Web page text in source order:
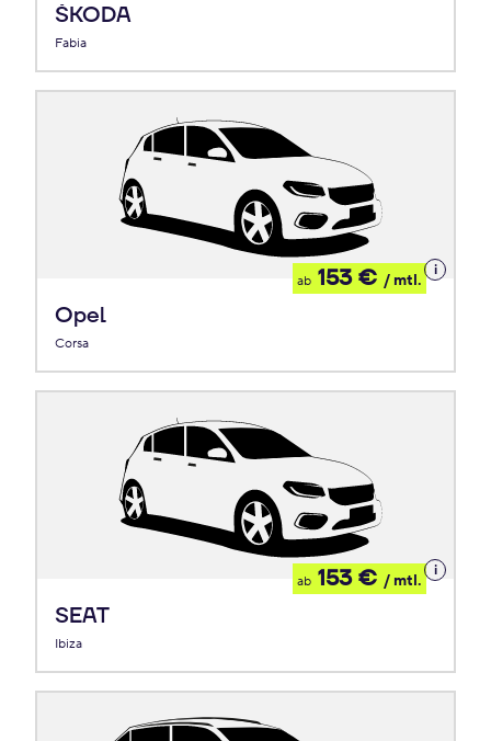
ŠKODA
Fabia
Opel
Corsa
ab 153 € / mtl.
Details
zum
SEAT
Ibiza
ab 153 € / mtl.
Details
zum